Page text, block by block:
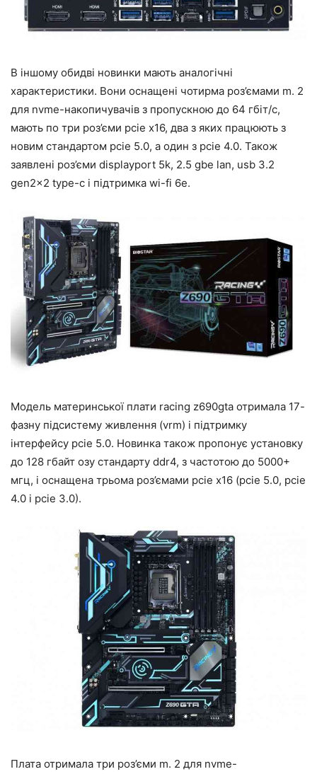
В іншому обидві новинки мають аналогічні
характеристики. Вони оснащені чотирма роз’ємами m. 2
для nvme-накопичувачів з пропускною до 64 гбіт/с,
мають по три роз’єми pcie x16, два з яких працюють з
новим стандартом pcie 5.0, а один з pcie 4.0. Також
заявлені роз’єми displayport 5k, 2.5 gbe lan, usb 3.2
gen2x2 type-c і підтримка wi-fi 6e.
Модель материнської плати racing z690gta отримала 17-
фазну підсистему живлення (vrm) і підтримку
інтерфейсу pcie 5.0. Новинка також пропонує установку
до 128 гбайт озу стандарту ddr4, з частотою до 5000+
мгц, і оснащена трьома роз’ємами pcie x16 (pcie 5.0, pcie
4.0 і pcie 3.0).
Плата отримала три роз’єми m. 2 для nvme-